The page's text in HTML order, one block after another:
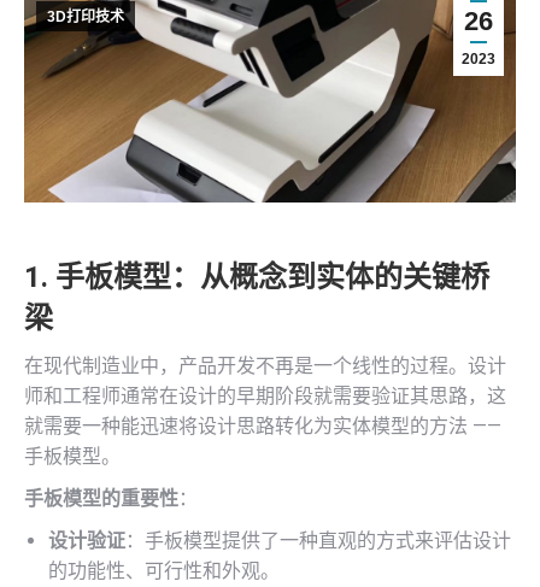
26
2023
3D打印技术
1. 手板模型：从概念到实体的关键桥
梁
在现代制造业中，产品开发不再是一个线性的过程。设计
师和工程师通常在设计的早期阶段就需要验证其思路，这
就需要一种能迅速将设计思路转化为实体模型的方法 ——
手板模型。
手板模型的重要性：
设计验证：手板模型提供了一种直观的方式来评估设计
的功能性、可行性和外观。